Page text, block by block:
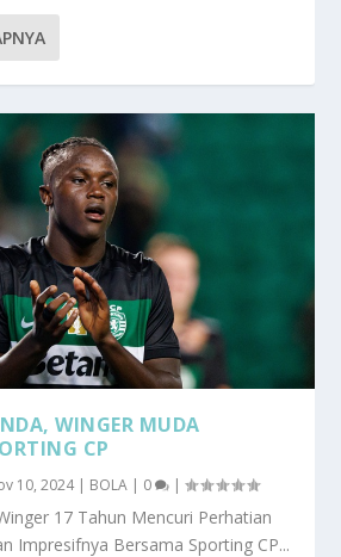
WINGER MUDA
CP
10, 2024| BOLA | 0 |
17 Tahun Mencuri Perhatian
Impresifnya Bersama Sporting CP...